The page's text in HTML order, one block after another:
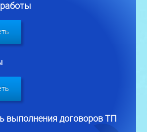
выполнения договоров ТП